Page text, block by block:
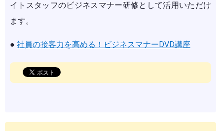
イトスタッフのビジネスマナー研修として活用いただけ
ます。
● 社員の接客力を高める！ビジネスマナーDVD講座